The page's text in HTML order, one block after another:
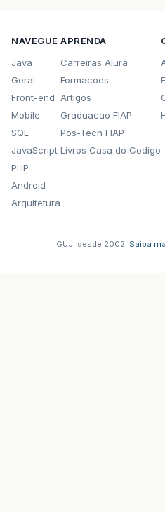
NAVEGUE
Java
Geral
Front-end
Mobile
SQL
JavaScript
PHP
Android
Arquitetura
APRENDA
Carreiras Alura
Formacoes
Artigos
Graduacao FIAP
Pos-Tech FIAP
Livros Casa do Codigo
GUJ: desde 2002. Saiba